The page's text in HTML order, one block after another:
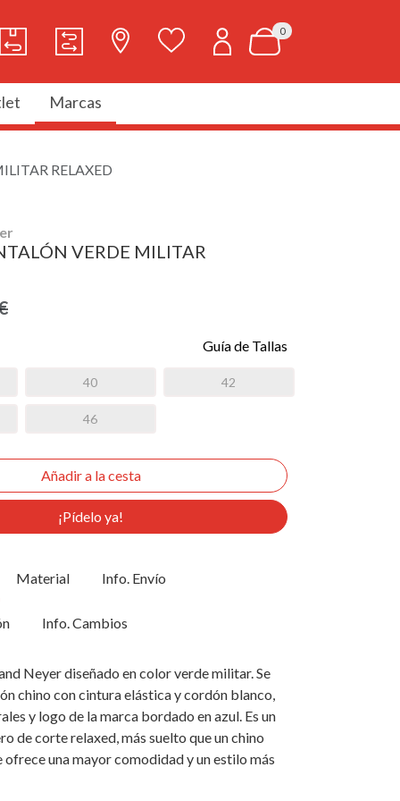
0
Marcas
RELAXED
VERDE MILITAR
Guía de Tallas
40 42
46
¡Pídelo ya!
Material Info. Envío
Info. Cambios
Neyer diseñado en color verde militar. Se
chino con cintura elástica y cordón blanco,
y logo de la marca bordado en azul. Es un
de corte relaxed, más suelto que un chino
ofrece una mayor comodidad y un estilo más